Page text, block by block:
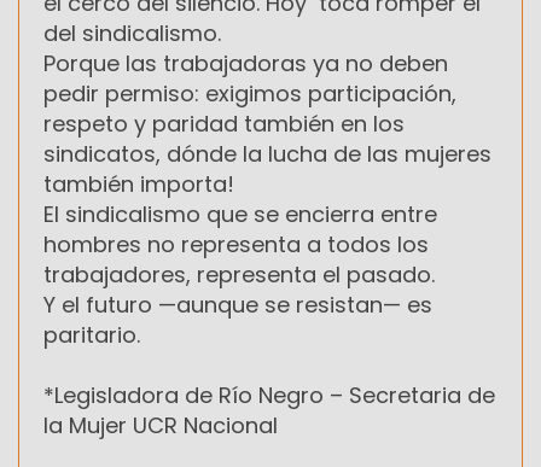
del sindicalismo.
Porque las trabajadoras ya no deben
pedir permiso: exigimos participación,
respeto y paridad también en los
sindicatos, dónde la lucha de las mujeres
también importa!
El sindicalismo que se encierra entre
hombres no representa a todos los
trabajadores, representa el pasado.
Y el futuro —aunque se resistan— es
paritario.
*Legisladora de Río Negro – Secretaria de
la Mujer UCR Nacional